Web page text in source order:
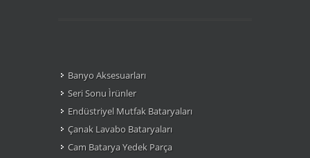
Banyo Aksesuarları
Seri Sonu Ìrünler
Endüstriyel Mutfak Bataryaları
Çanak Lavabo Bataryaları
Cam Batarya Yedek Parça